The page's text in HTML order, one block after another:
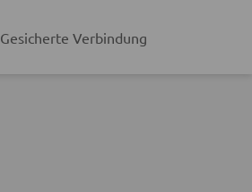
Gesicherte Verbindung